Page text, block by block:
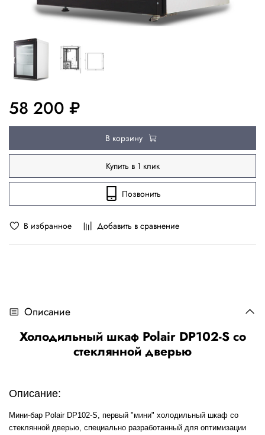
В избранное Добавить в сравнение
58 200 ₽
В корзину
Купить в 1 клик
Позвонить
Описание
Холодильный шкаф Polair DP102-S со
стеклянной дверью
Описание:
Мини-бар Polair DP102-S, первый "мини" холодильный шкаф со
стеклянной дверью, специально разработанный для оптимизации